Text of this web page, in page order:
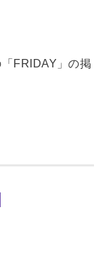
FRIDAY」の掲